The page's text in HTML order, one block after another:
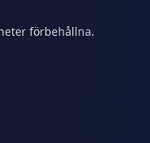
förbehållna.